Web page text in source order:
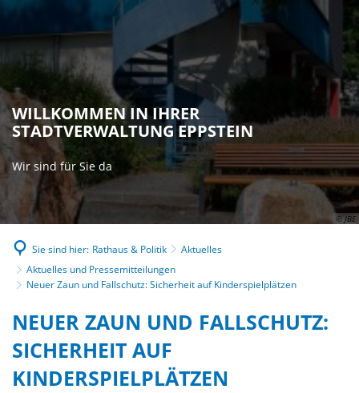
© JBE
WILLKOMMEN IN IHRER
STADTVERWALTUNG EPPSTEIN
Wir sind für Sie da
Sie sind hier: Rathaus & Politik
Aktuelles
Aktuelles und Pressemitteilungen
Neuer Zaun und Fallschutz: Sicherheit auf Kinderspielplätzen
NEUER ZAUN UND FALLSCHUTZ:
SICHERHEIT AUF
KINDERSPIELPLÄTZEN